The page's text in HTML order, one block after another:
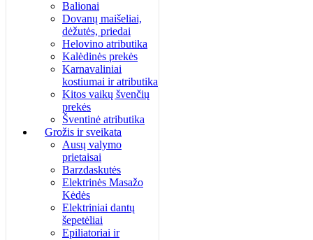
Balionai
Dovanų maišeliai,
dėžutės, priedai
Helovino atributika
Kalėdinės prekės
Karnavaliniai
kostiumai ir atributika
Kitos vaikų švenčių
prekės
Šventinė atributika
Grožis ir sveikata
Ausų valymo
prietaisai
Barzdaskutės
Elektrinės Masažo
Kėdės
Elektriniai dantų
šepetėliai
Epiliatoriai ir